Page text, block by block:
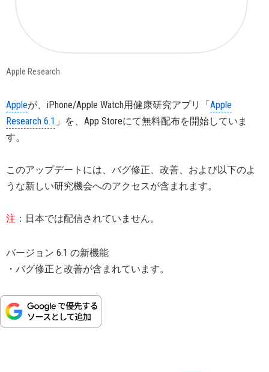
Apple Research
Appleが、iPhone/Apple Watch用健康研究アプリ「Apple
Research 6.1 」を、App Storeにて無料配布を開始していま
す。
このアップデートには、バグ修正、改善、および以下のよ
うな新しい研究機会へのアクセスが含まれます。
注 ：日本では配信されていません。
バージョン 6.1 の新機能
・バグ修正と改善が含まれています。